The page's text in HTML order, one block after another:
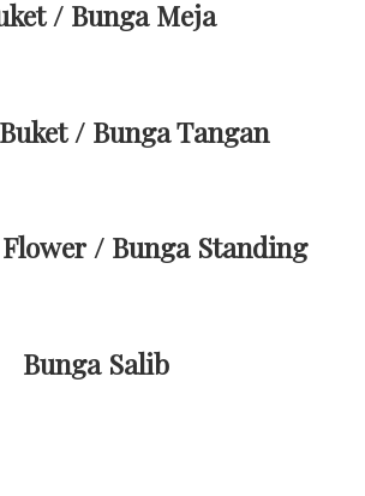
/ Bunga Meja
/ Bunga Tangan
/ Bunga Standing
Bunga Salib